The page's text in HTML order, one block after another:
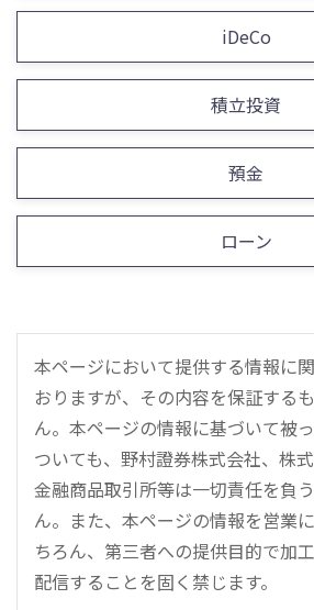
iDeCo
積立投資
預金
ローン
本ページにおいて提供する情報に
おりますが、その内容を保証する
ん。本ページの情報に基づいて被
ついても、野村證券株式会社、株
金融商品取引所等は一切責任を負
ん。また、本ページの情報を営業
ちろん、第三者への提供目的で加
配信することを固く禁じます。